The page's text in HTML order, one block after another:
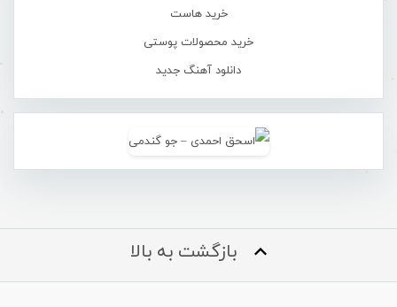
خرید هاست
خرید محصولات پوستی
دانلود آهنگ جدید
بازگشت به بالا